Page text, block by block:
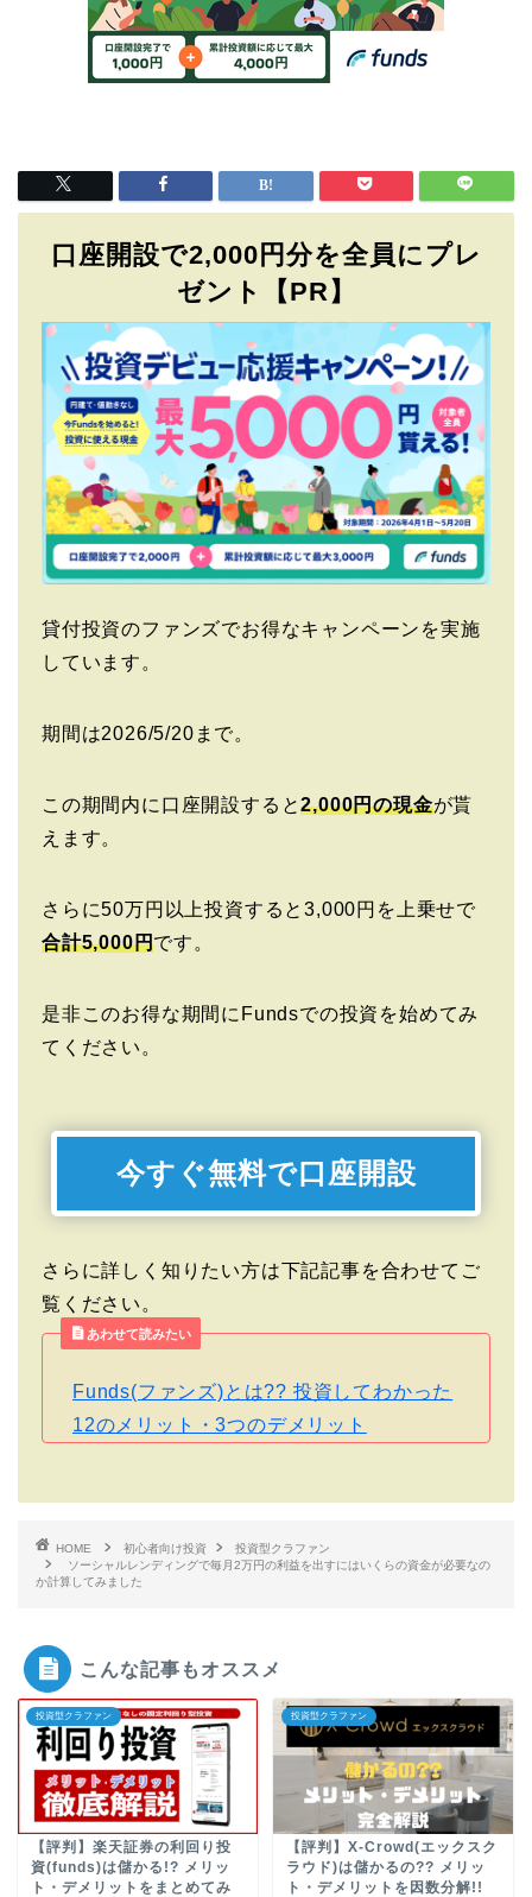
口座開設で2,000円分を全員にプレ
ゼント【PR】
貸付投資のファンズでお得なキャンペーンを実施
しています。
期間は2026/5/20まで。
この期間内に口座開設すると2,000円の現金が貰
えます。
さらに50万円以上投資すると3,000円を上乗せで
合計5,000円です。
是非このお得な期間にFundsでの投資を始めてみ
てください。
今すぐ無料で口座開設
さらに詳しく知りたい方は下記記事を合わせてご
覧ください。
あわせて読みたい
Funds(ファンズ)とは?? 投資してわかった
12のメリット・3つのデメリット
HOME 初心者向け投資
投資型クラファン
ソーシャルレンディングで毎月2万円の利益を出すにはいくらの資金が必要なの
か計算してみました
こんな記事もオススメ
投資型クラファン
【評判】楽天証券の利回り投
資(funds)は儲かる!? メリッ
ト・デメリットをまとめてみ
投資型クラファン
【評判】X-Crowd(エックスク
ラウド)は儲かるの?? メリッ
ト・デメリットを因数分解!!